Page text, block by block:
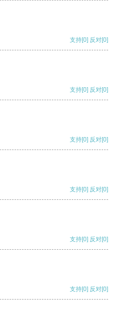
支持[0] 反对[0]
支持[0] 反对[0]
支持[0] 反对[0]
支持[0] 反对[0]
支持[0] 反对[0]
支持[0] 反对[0]